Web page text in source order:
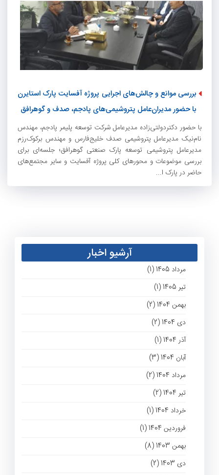
بررسی موانع و چالش‌های اجرایی پروژه آفسایت پارک استایرن
با حضور مدیران‌عامل پتروشیمی‌های پادجم، صدف و گوهر‌افق
با حضور دکتردولتی‌زاده مدیرعامل شرکت توسعه پلیمر پادجم، مهندس
نام‌نیک مدیرعامل پتروشیمی صدف خلیج‌فارس و مهندس برکوک‌رزم
مدیرعامل پتروشیمی توسعه پارک صنعتی گوهر‌افق؛ جلسه‌ای برای
بررسی موضوعات و محورهای کلی پروژه آفسایت و سایر مجتمع‌های
حاضر در پارک ا...
آرشیو اخبار
مرداد 1405 (1)
تیر 1405 (1)
بهمن 1404 (2)
دی 1404 (2)
آذر 1404 (1)
آبان 1404 (3)
مرداد 1404 (2)
تیر 1404 (2)
خرداد 1404 (1)
فروردین 1404 (1)
بهمن 1403 (8)
دی 1403 (2)